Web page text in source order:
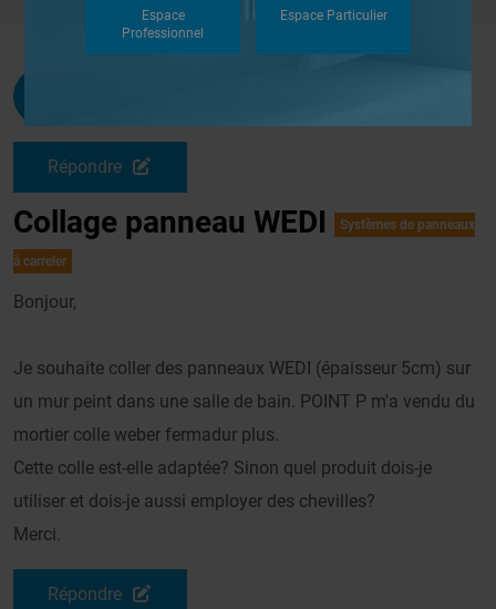
Répondre
Collage panneau WEDI Systèmes de panneaux
à carreler
Bonjour,
Je souhaite coller des panneaux WEDI (épaisseur 5cm) sur
un mur peint dans une salle de bain. POINT P m'a vendu du
mortier colle weber fermadur plus.
Cette colle est-elle adaptée? Sinon quel produit dois-je
utiliser et dois-je aussi employer des chevilles?
Merci.
Répondre
Espace
Professionnel
Espace Particulier